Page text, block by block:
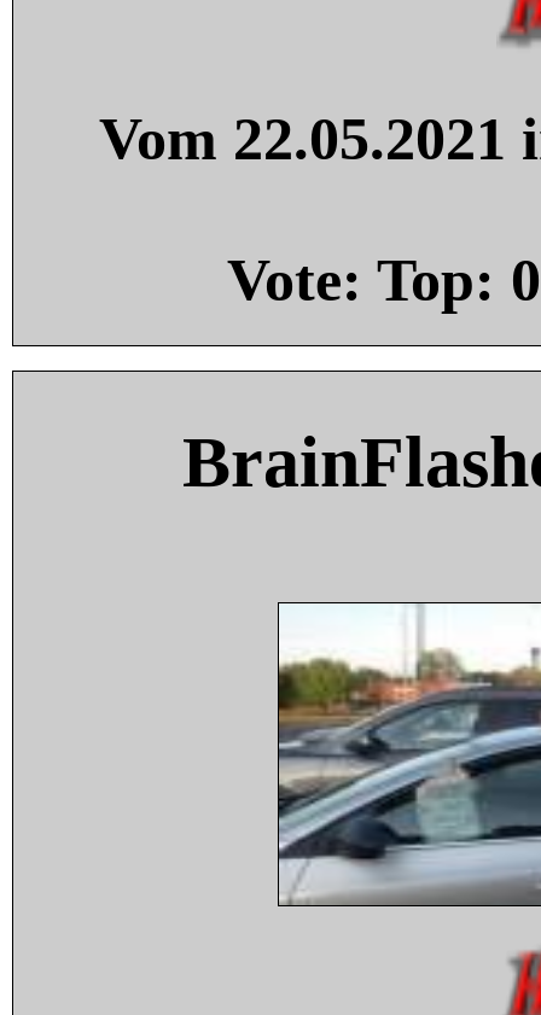
Vom
Vote: Top: 0